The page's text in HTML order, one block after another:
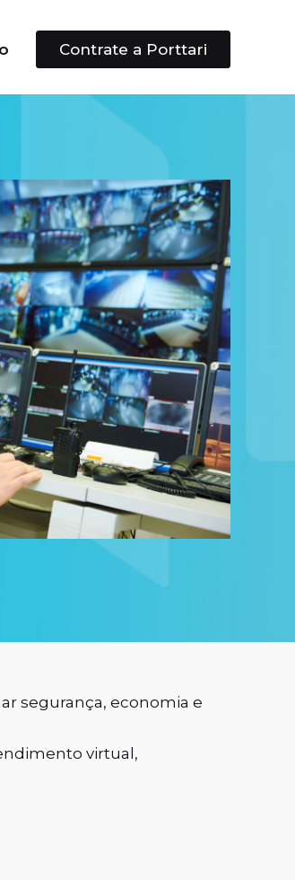
Contrate a Porttari
segurança, economia e
virtual,